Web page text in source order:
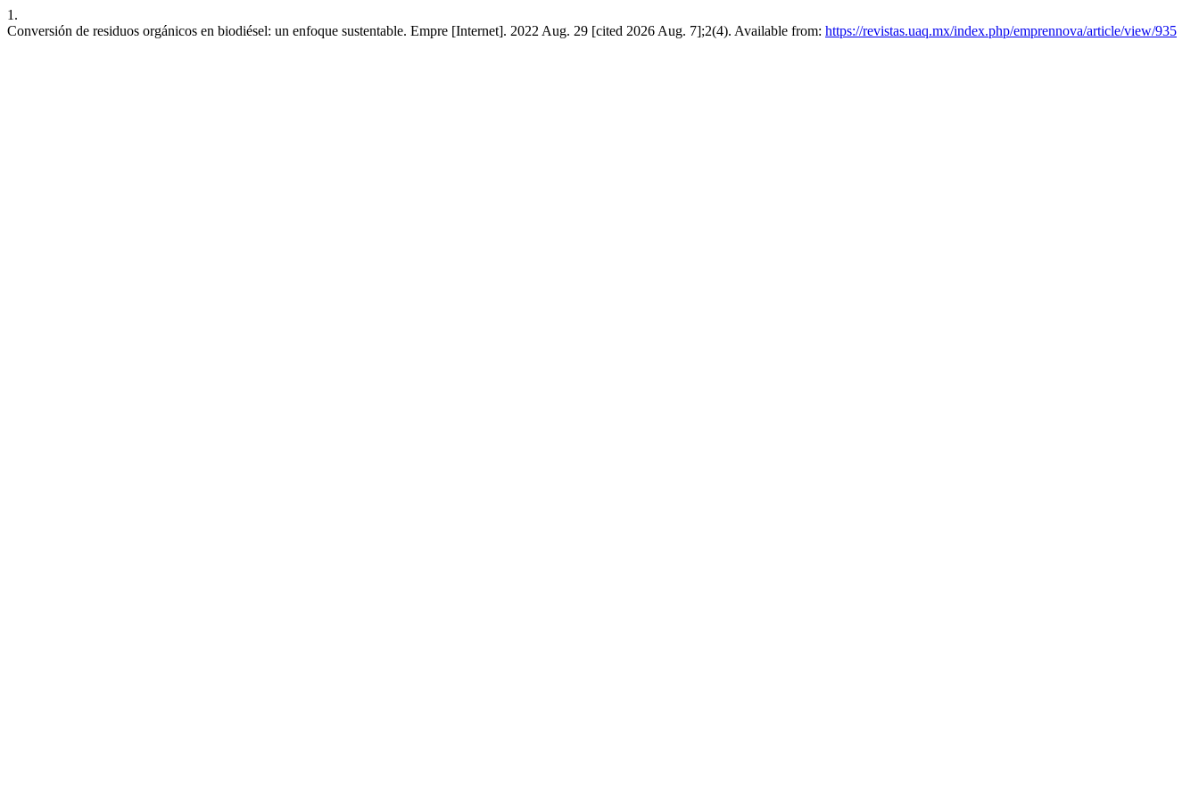
1.
Conversión de residuos orgánicos en biodiésel: un enfoque sustentable. Empre [Internet]. 2022 Aug. 29 [cited 2026 Aug. 7];2(4). Available from: https://revistas.uaq.mx/index.php/emprennova/article/view/935